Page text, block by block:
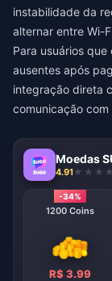
instabilidade da
alternar entre Wi-
Para usuários
ausentes após
integração direta
comunicação com
Moedas
4.91
-34%
1200 Coins
R$ 3.99